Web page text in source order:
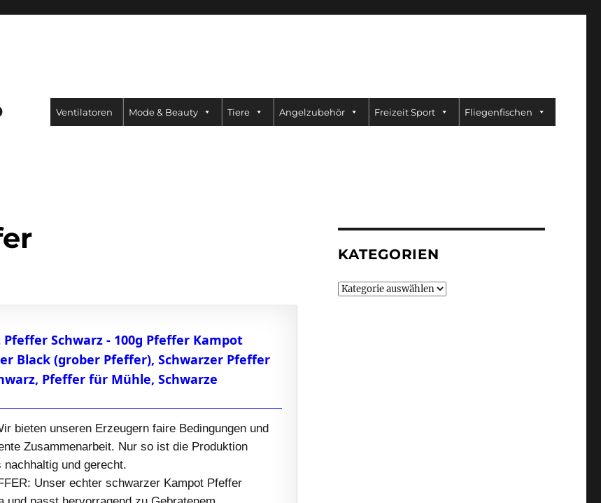
Ventilatoren Mode & Beauty Tiere Angelzubehör Freizeit Sport Fliegenfischen
Schwarz - 100g Pfeffer Kampot
Black (grober Pfeffer), Schwarzer Pfeffer
Pfeffer für Mühle, Schwarze
bieten unseren Erzeugern faire Bedingungen und
Zusammenarbeit. Nur so ist die Produktion
und gerecht.
Unser echter schwarzer Kampot Pfeffer
KATEGORIEN
Kategorien